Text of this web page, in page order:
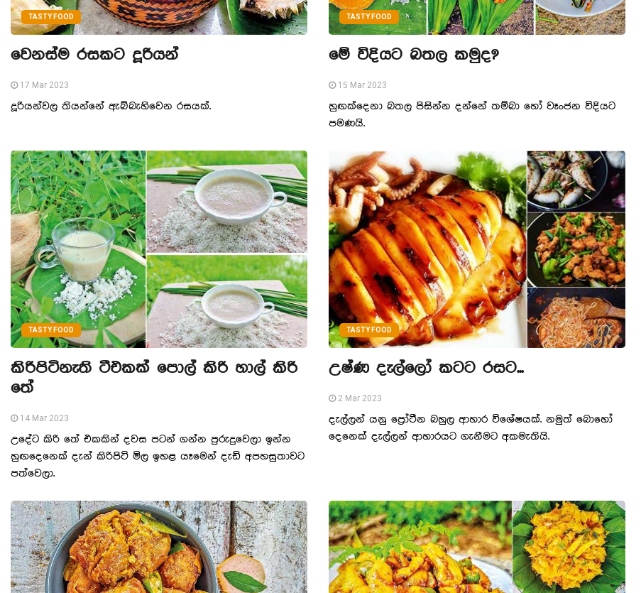
TASTY FOOD
වෙනස්ම රසකට දූරියන්
17 Mar 2023
දූරියන්වල තියන්නේ ඇබ්බැහිවෙන රසයක්.
TASTY FOOD
මේ විදියට බතල කමුද?
15 Mar 2023
හුඟක්දෙනා බතල පිසින්න දන්නේ තම්බා හෝ වෑංජන විදියට
පමණයි.
TASTY FOOD
කිරිපිටිනැති ටීඑකක් පොල් කිරි හාල් කිරි
තේ
14 Mar 2023
උදේට කිරි තේ එකකින් දවස පටන් ගන්න පුරුදුවෙලා ඉන්න
හුඟදෙනෙක් දැන් කිරිපිටි මිල ඉහළ යෑමෙන් දැඩි අපහසුතාවට
පත්වෙලා.
TASTY FOOD
උෂ්ණ දැල්ලෝ කටට රසට...
2 Mar 2023
දැල්ලන් යනු ප්‍රෝටීන බහුල ආහාර විශේෂයක්. නමුත් බොහෝ
දෙනෙක් දැල්ලන් ආහාරයට ගැනීමට අකමැතියි.